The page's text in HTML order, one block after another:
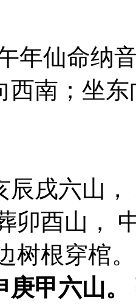
年仙命纳
西南；坐
辰戌六山
卯酉山，
树根穿棺。
庚甲六山